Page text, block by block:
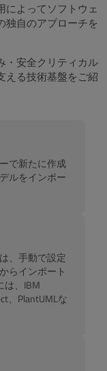
によってソフトウェ
独自のアプローチを
・安全クリティカル
える技術基盤をご紹
で新たに作成
ルをインポー
、手動で設定
らインポート
は、IBM
、PlantUMLな